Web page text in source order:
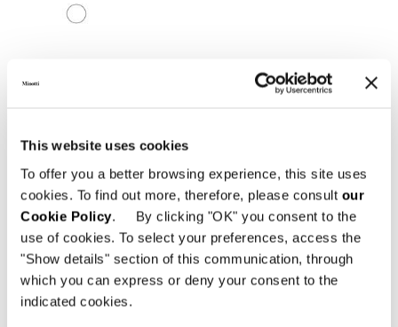
This website uses cookies
To offer you a better browsing experience, this site uses
cookies. To find out more, therefore, please consult our
Cookie Policy. By clicking "OK" you consent to the
use of cookies. To select your preferences, access the
"Show details" section of this communication, through
which you can express or deny your consent to the
indicated cookies.